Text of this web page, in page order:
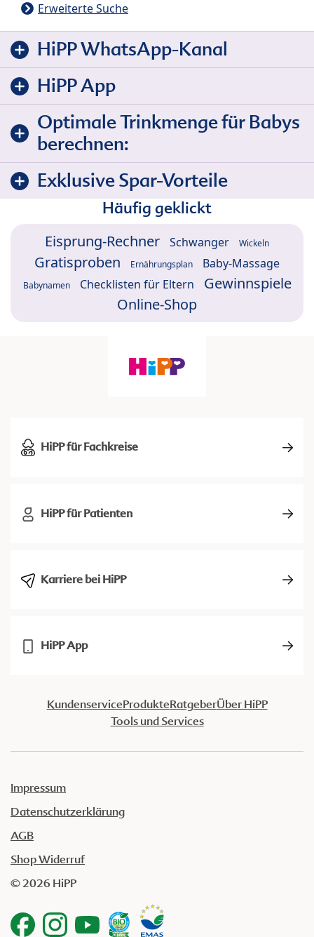
Erweiterte Suche
HiPP WhatsApp-Kanal
HiPP App
Optimale Trinkmenge für Babys
berechnen:
Exklusive Spar-Vorteile
Häufig geklickt
Eisprung-Rechner Schwanger Wickeln
Gratisproben Ernährungsplan Baby-Massage
Babynamen Checklisten für Eltern
Gewinnspiele
Online-Shop
HiPP für Fachkreise
HiPP für Patienten
Karriere bei HiPP
HiPP App
KundenserviceProdukteRatgeberÜber HiPP
Tools und Services
Impressum
Datenschutzerklärung
AGB
Shop Widerruf
© 2026 HiPP